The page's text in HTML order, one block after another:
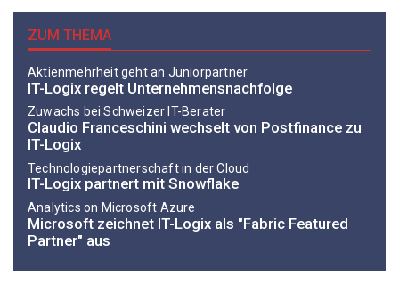
ZUM THEMA
Aktienmehrheit geht an Juniorpartner
IT-Logix regelt Unternehmensnachfolge
Zuwachs bei Schweizer IT-Berater
Claudio Franceschini wechselt von Postfinance zu
IT-Logix
Technologiepartnerschaft in der Cloud
IT-Logix partnert mit Snowflake
Analytics on Microsoft Azure
Microsoft zeichnet IT-Logix als "Fabric Featured
Partner" aus